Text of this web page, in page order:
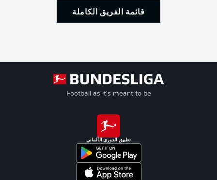
قائمة الفريق الكاملة
Football as it's meant to be
تطبيق الدوري الألماني